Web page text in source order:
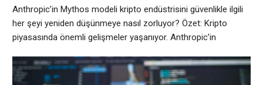
güvenlikle ilgili her şeyi yeniden düşünmeye nasıl
zorluyor?
Anthropic’in Mythos modeli kripto endüstrisini güvenlikle ilgili
her şeyi yeniden düşünmeye nasıl zorluyor? Özet: Kripto
piyasasında önemli gelişmeler yaşanıyor. Anthropic’in
açan yeni yapay zeka modeli Mythos, aynı zamanda kripto
endüstrisinin güvenlik hakkındaki düşüncelerinde de büyük bir